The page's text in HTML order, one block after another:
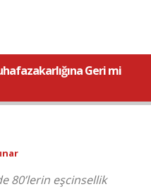
Geri mi
80’lerin eşcinsellik